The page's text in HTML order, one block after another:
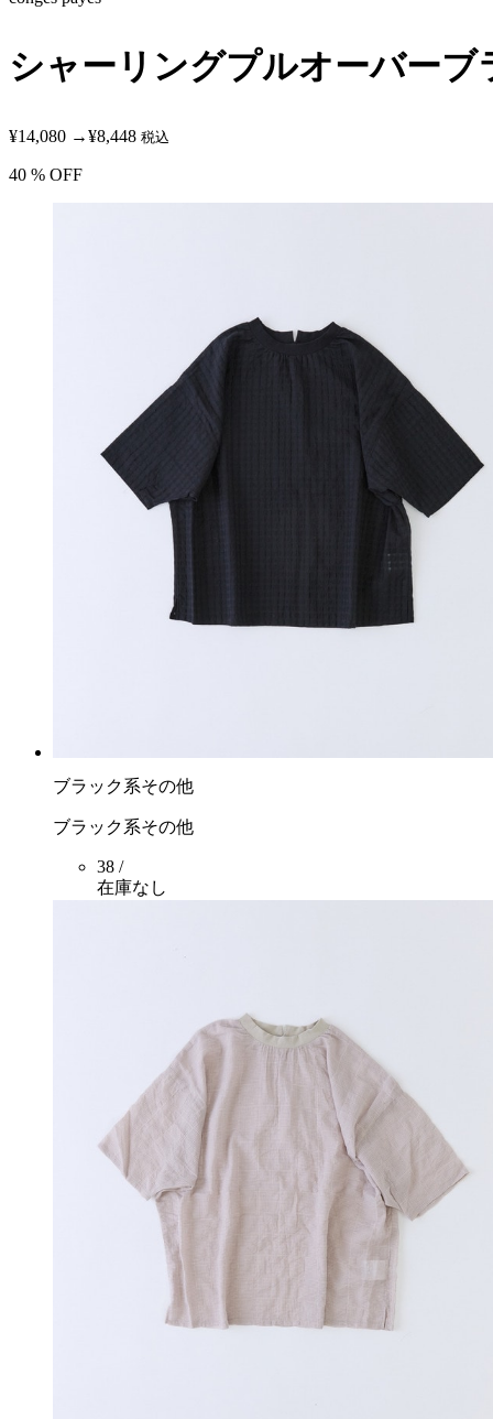
シャーリングプルオーバーブ
¥14,080 →¥8,448 税込
40 % OFF
ブラック系その他
ブラック系その他
38 /
在庫なし